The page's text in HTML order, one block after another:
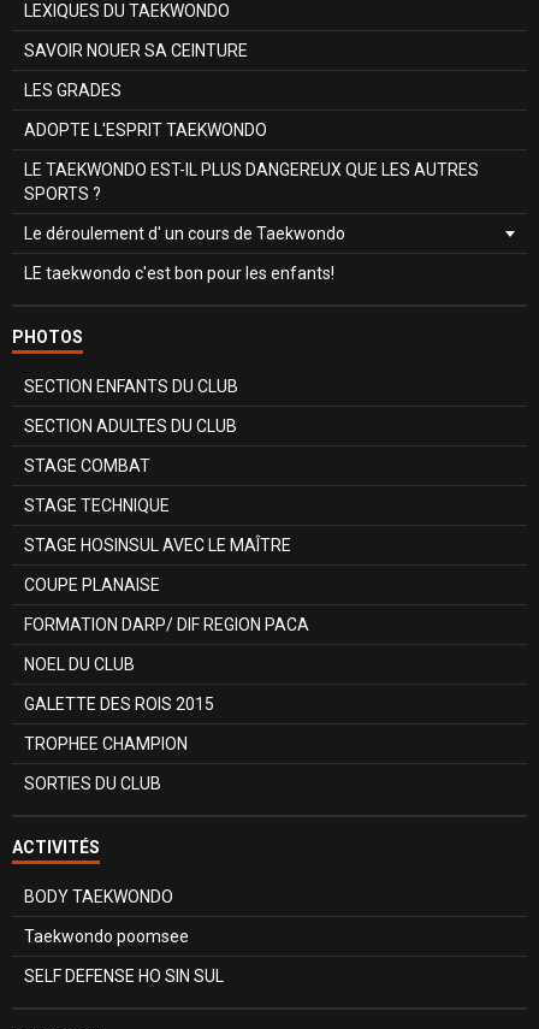
LEXIQUES DU TAEKWONDO
SAVOIR NOUER SA CEINTURE
LES GRADES
ADOPTE L'ESPRIT TAEKWONDO
LE TAEKWONDO EST-IL PLUS DANGEREUX QUE LES AUTRES
SPORTS ?
Le déroulement d' un cours de Taekwondo
LE taekwondo c'est bon pour les enfants!
PHOTOS
SECTION ENFANTS DU CLUB
SECTION ADULTES DU CLUB
STAGE COMBAT
STAGE TECHNIQUE
STAGE HOSINSUL AVEC LE MAÎTRE
COUPE PLANAISE
FORMATION DARP/ DIF REGION PACA
NOEL DU CLUB
GALETTE DES ROIS 2015
TROPHEE CHAMPION
SORTIES DU CLUB
ACTIVITÉS
BODY TAEKWONDO
Taekwondo poomsee
SELF DEFENSE HO SIN SUL